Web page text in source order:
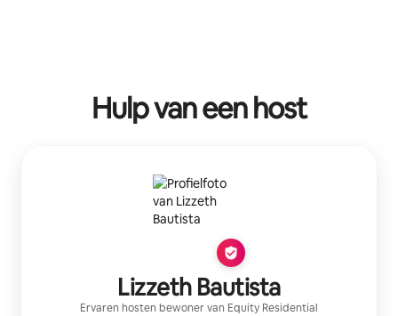
Hulp van een host
Lizzeth Bautista
Ervaren hosten bewoner van Equity Residential